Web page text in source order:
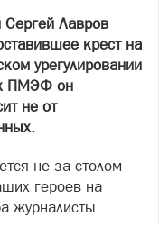
Сергей Лавров
крест на
урегулировании
ПМЭФ он
не от
не за столом
героев на
журналисты.